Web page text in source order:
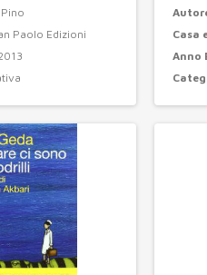
Paolo Edizioni
Casa
Anno